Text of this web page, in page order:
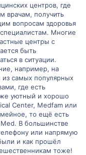
центров, где
врачам, получить
вопросам здоровья
Многие
центры с
быть
в ситуации.
например, на
самых популярных
где есть
уютный и хорошо
Center, Medfam или
то ещё есть
В большинстве
или напрямую
и как прошёл
тоже!